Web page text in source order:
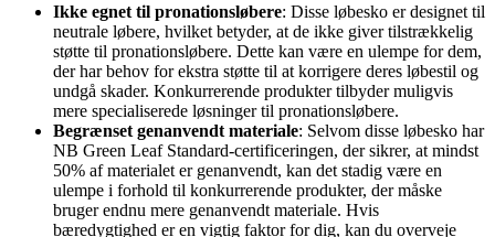
Ikke egnet til pronationsløbere: Disse løbesko er designet til
neutrale løbere, hvilket betyder, at de ikke giver tilstrækkelig
støtte til pronationsløbere. Dette kan være en ulempe for dem,
der har behov for ekstra støtte til at korrigere deres løbestil og
undgå skader. Konkurrerende produkter tilbyder muligvis
mere specialiserede løsninger til pronationsløbere.
Begrænset genanvendt materiale: Selvom disse løbesko har
NB Green Leaf Standard-certificeringen, der sikrer, at mindst
50% af materialet er genanvendt, kan det stadig være en
ulempe i forhold til konkurrerende produkter, der måske
bruger endnu mere genanvendt materiale. Hvis
bæredygtighed er en vigtig faktor for dig, kan du overveje